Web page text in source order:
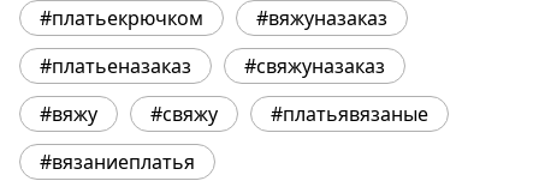
#платьекрючком
#вяжуназаказ
#платьеназаказ
#свяжуназаказ
#вяжу
#свяжу
#платьявязаные
#вязаниеплатья